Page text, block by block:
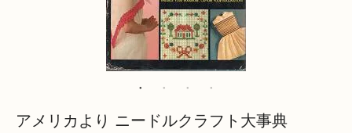
アメリカより ニードルクラフト大事典